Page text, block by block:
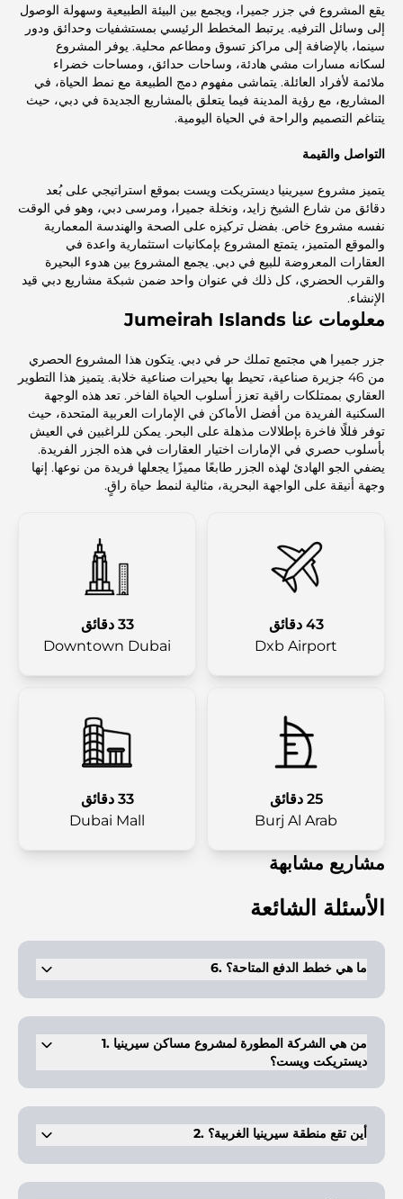
يقع المشروع في جزر جميرا، ويجمع بين البيئة الطبيعية وسهولة الوصول
إلى وسائل الترفيه. يرتبط المخطط الرئيسي بمستشفيات وحدائق ودور
سينما، بالإضافة إلى مراكز تسوق ومطاعم محلية. يوفر المشروع
لسكانه مسارات مشي هادئة، وساحات حدائق، ومساحات خضراء
ملائمة لأفراد العائلة. يتماشى مفهوم دمج الطبيعة مع نمط الحياة، في
المشاريع، مع رؤية المدينة فيما يتعلق بالمشاريع الجديدة في دبي، حيث
يتناغم التصميم والراحة في الحياة اليومية.
التواصل والقيمة
يتميز مشروع سيرينيا ديستريكت ويست بموقع استراتيجي على بُعد
دقائق من شارع الشيخ زايد، ونخلة جميرا، ومرسى دبي، وهو في الوقت
نفسه مشروع خاص. بفضل تركيزه على الصحة والهندسة المعمارية
والموقع المتميز، يتمتع المشروع بإمكانيات استثمارية واعدة في
العقارات المعروضة للبيع في دبي. يجمع المشروع بين هدوء البحيرة
والقرب الحضري، كل ذلك في عنوان واحد ضمن شبكة مشاريع دبي قيد
الإنشاء.
معلومات عنا Jumeirah Islands
جزر جميرا هي مجتمع تملك حر في دبي. يتكون هذا المشروع الحصري
من 46 جزيرة صناعية، تحيط بها بحيرات صناعية خلابة. يتميز هذا التطوير
العقاري بممتلكات راقية تعزز أسلوب الحياة الفاخر. تعد هذه الوجهة
السكنية الفريدة من أفضل الأماكن في الإمارات العربية المتحدة، حيث
توفر فللًا فاخرة بإطلالات مذهلة على البحر. يمكن للراغبين في العيش
بأسلوب حصري في الإمارات اختيار العقارات في هذه الجزر الفريدة.
يضفي الجو الهادئ لهذه الجزر طابعًا مميزًا يجعلها فريدة من نوعها. إنها
وجهة أنيقة على الواجهة البحرية، مثالية لنمط حياة راقٍ.
43 دقائق
Dxb Airport
33 دقائق
Downtown Dubai
25 دقائق
Burj Al Arab
33 دقائق
Dubai Mall
مشاريع مشابهة
الأسئلة الشائعة
6. ما هي خطط الدفع المتاحة؟
التسليم.
1. من هي الشركة المطورة لمشروع مساكن سيرينيا
ديستريكت ويست؟
الواجهة البحرية في مختلف أنحاء دبي، مسؤولية تطوير هذا المشروع.
2. أين تقع منطقة سيرينيا الغربية؟